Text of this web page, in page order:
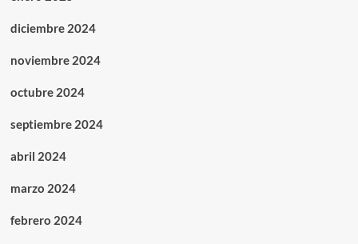
diciembre 2024
noviembre 2024
octubre 2024
septiembre 2024
abril 2024
marzo 2024
febrero 2024